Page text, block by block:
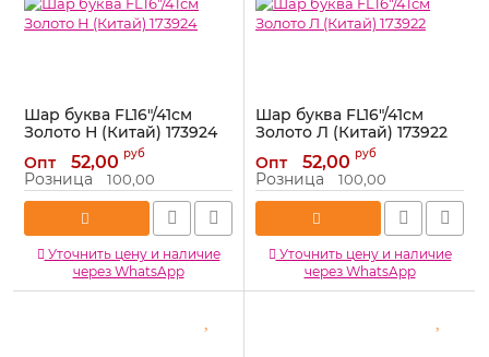
Шар буква FL16"/41см
Золото Н (Китай) 173924
Артикул: 173924
Опт 52,00 руб
Розница 100,00
Уточнить цену и наличие
через WhatsApp
Шар буква FL16"/41см
Золото Л (Китай) 173922
Артикул: 173922
Опт 52,00 руб
Розница 100,00
Уточнить цену и наличие
через WhatsApp